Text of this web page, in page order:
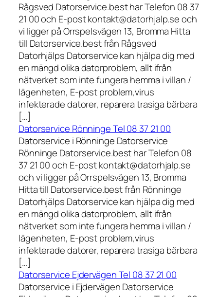
Rågsved Datorservice.best har Telefon 08 37
21 00 och E-post kontakt@datorhjalp.se och
vi ligger på Orrspelsvägen 13, Bromma Hitta
till Datorservice.best från Rågsved
Datorhjälps Datorservice kan hjälpa dig med
en mängd olika datorproblem, allt ifrån
nätverket som inte fungera hemma i villan /
lägenheten, E-post problem,virus
infekterade datorer, reparera trasiga bärbara
[…]
Datorservice Rönninge Tel 08 37 21 00
Datorservice i Rönninge Datorservice
Rönninge Datorservice.best har Telefon 08
37 21 00 och E-post kontakt@datorhjalp.se
och vi ligger på Orrspelsvägen 13, Bromma
Hitta till Datorservice.best från Rönninge
Datorhjälps Datorservice kan hjälpa dig med
en mängd olika datorproblem, allt ifrån
nätverket som inte fungera hemma i villan /
lägenheten, E-post problem,virus
infekterade datorer, reparera trasiga bärbara
[…]
Datorservice Ejdervägen Tel 08 37 21 00
Datorservice i Ejdervägen Datorservice